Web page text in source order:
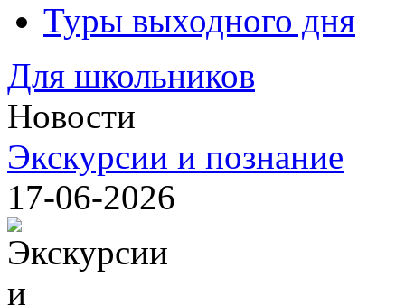
Туры выходного дня
Для школьников
Новости
Экскурсии и познание
17-06-2026